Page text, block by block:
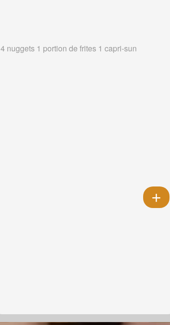
4 nuggets 1 portion de frites 1 capri-sun